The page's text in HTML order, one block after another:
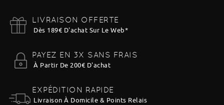
LIVRAISON OFFERTE
Dès 189€ D'achat Sur Le Web*
PAYEZ EN 3X SANS FRAIS
À Partir De 200€ D'achat
EXPÉDITION RAPIDE
Livraison À Domicile & Points Relais